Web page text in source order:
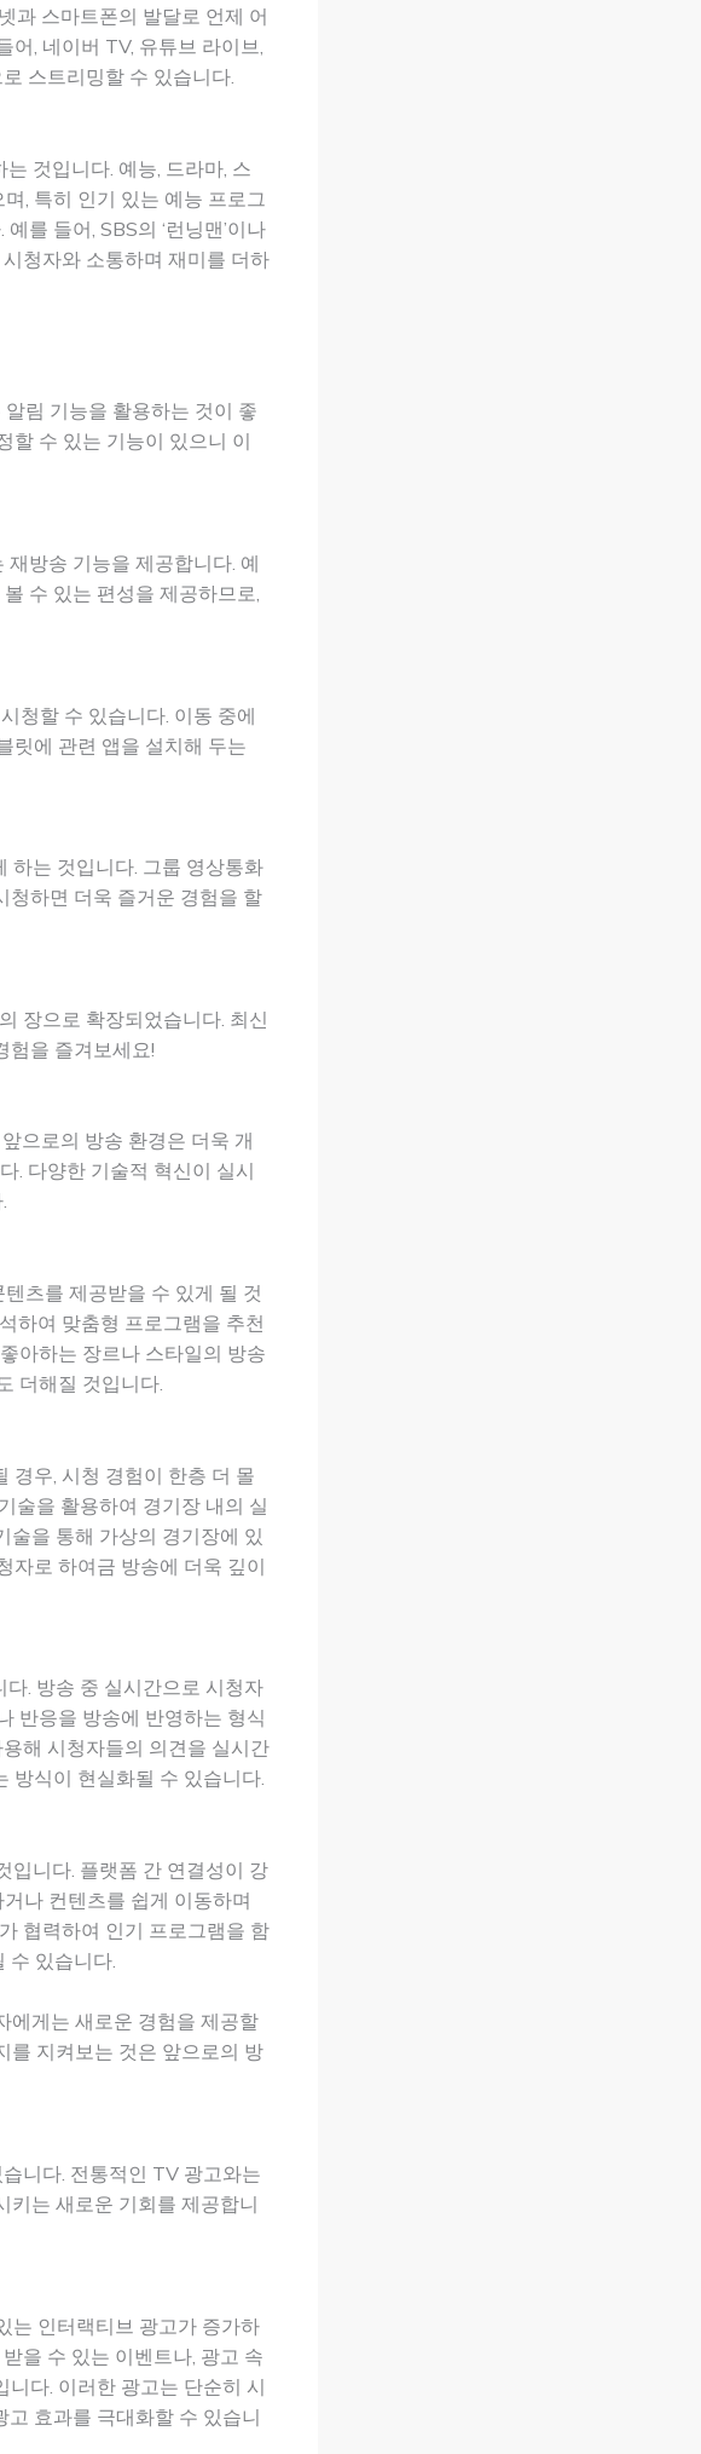
과 스마트폰의 발달로 언제 어
어, 네이버 TV, 유튜브 라이브,
스트리밍할 수 있습니다.
것입니다. 예능, 드라마, 스
, 특히 인기 있는 예능 프로그
를 들어, SBS의 ‘런닝맨’이나
청자와 소통하며 재미를 더하
림 기능을 활용하는 것이 좋
할 수 있는 기능이 있으니 이
방송 기능을 제공합니다. 예
수 있는 편성을 제공하므로,
청할 수 있습니다. 이동 중에
릿에 관련 앱을 설치해 두는
하는 것입니다. 그룹 영상통화
청하면 더욱 즐거운 경험을 할
장으로 확장되었습니다. 최신
험을 즐겨보세요!
으로의 방송 환경은 더욱 개
. 다양한 기술적 혁신이 실시
츠를 제공받을 수 있게 될 것
하여 맞춤형 프로그램을 추천
아하는 장르나 스타일의 방송
더해질 것입니다.
경우, 시청 경험이 한층 더 몰
술을 활용하여 경기장 내의 실
술을 통해 가상의 경기장에 있
자로 하여금 방송에 더욱 깊이
. 방송 중 실시간으로 시청자
반응을 방송에 반영하는 형식
해 시청자들의 의견을 실시간
방식이 현실화될 수 있습니다.
입니다. 플랫폼 간 연결성이 강
나 컨텐츠를 쉽게 이동하며
협력하여 인기 프로그램을 함
수 있습니다.
에게는 새로운 경험을 제공할
를 지켜보는 것은 앞으로의 방
니다. 전통적인 TV 광고와는
키는 새로운 기회를 제공합니
는 인터랙티브 광고가 증가하
을 수 있는 이벤트나, 광고 속
다. 이러한 광고는 단순히 시
효과를 극대화할 수 있습니